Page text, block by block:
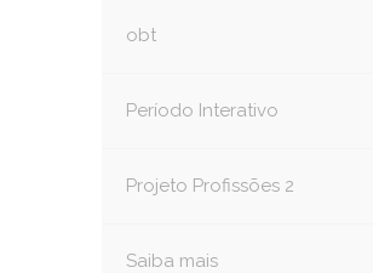
obt
Período Interativo
Projeto Profissões 2
Saiba mais